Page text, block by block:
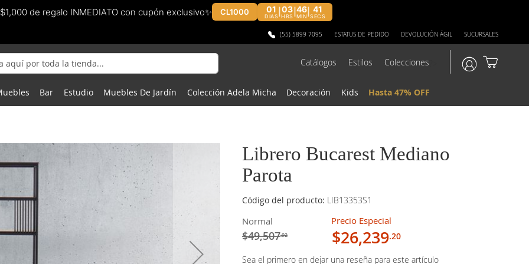
de regalo INMEDIATO con cupón exclusivo✨ CL1000 01
DIAS
03
HRS
46
MIN
40
SECS
(55) 5899 7095 ESTATUS DE PEDIDO DEVOLUCIÓN ÁGIL SUCURSALES
Catálogos Estilos Colecciones
Bar Estudio Muebles De Jardín Colección Adela Micha Decoración Kids Hasta 47% OFF
Librero Bucarest Mediano
Parota
Código del producto: LIB13353S1
Normal
$49,507.92
Precio Especial
$26,239.20
Sea el primero en dejar una reseña para este artículo